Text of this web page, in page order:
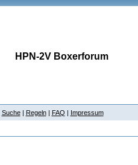
HPN-2V Boxerforum
Suche| Regeln| FAQ | Impressum